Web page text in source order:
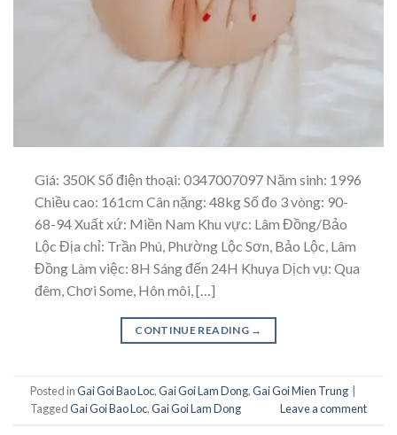
Giá: 350K Số điện thoại: 0347007097 Năm sinh: 1996
Chiều cao: 161cm Cân nặng: 48kg Số đo 3 vòng: 90-
68-94 Xuất xứ: Miền Nam Khu vực: Lâm Đồng/Bảo
Lộc Địa chỉ: Trần Phú, Phường Lộc Sơn, Bảo Lộc, Lâm
Đồng Làm việc: 8H Sáng đến 24H Khuya Dịch vụ: Qua
đêm, Chơi Some, Hôn môi, […]
CONTINUE READING →
Posted inGai Goi Bao Loc,Gai Goi Lam Dong,Gai Goi Mien Trung
TaggedGai Goi Bao Loc,Gai Goi Lam Dong Leave a comment